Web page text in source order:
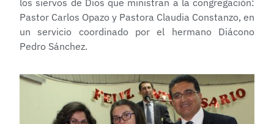
los siervos de Dios que ministran a la congregación:
Pastor Carlos Opazo y Pastora Claudia Constanzo, en
un servicio coordinado por el hermano Diácono
Pedro Sánchez.